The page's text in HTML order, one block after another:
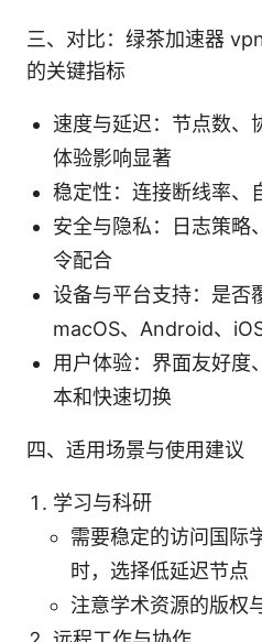
三、对比：绿茶加速器
的关键指标
速度与延迟：节点数、
体验影响显著
稳定性：连接断线率、
安全与隐私：日志策略
令配合
设备与平台支持：是否
macOS、Android、
用户体验：界面友好度
本和快速切换
四、适用场景与使用建议
学习与科研
需要稳定的访问国际
时，选择低延迟节点
注意学术资源的版权